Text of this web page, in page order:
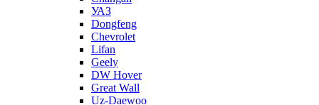
УАЗ
Dongfeng
Chevrolet
Lifan
Geely
DW Hover
Great Wall
Uz-Daewoo